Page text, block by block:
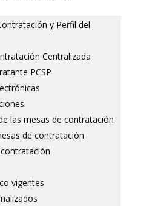
y Perfil del
Centralizada
PCSP
las mesas de contratación
de contratación
vigentes